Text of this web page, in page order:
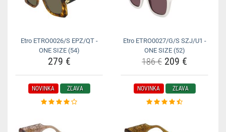
Etro ETRO0026/S EPZ/QT -
ONE SIZE (54)
279 €
Etro ETRO0027/G/S SZJ/U1 -
ONE SIZE (52)
186 € 209 €
NOVINKA ZĽAVA NOVINKA ZĽAVA